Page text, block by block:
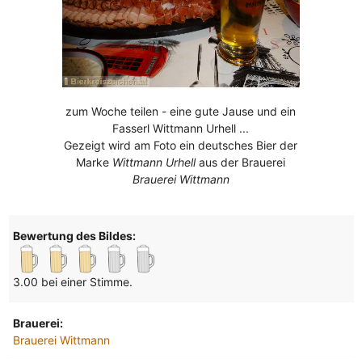
zum Woche teilen - eine gute Jause und ein
Fasserl Wittmann Urhell ...
Gezeigt wird am Foto ein deutsches Bier der
Marke Wittmann Urhellaus der Brauerei
Brauerei Wittmann
Bewertung des Bildes:
3.00 bei einer Stimme.
Brauerei:
Brauerei Wittmann